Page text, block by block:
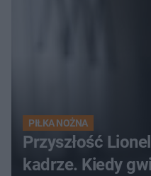
PIŁKA NOŻNA
Przyszłość
kadrze. Kiedy